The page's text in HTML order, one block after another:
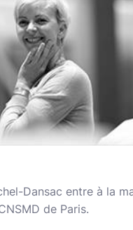
Dansac entre à la
de Paris.